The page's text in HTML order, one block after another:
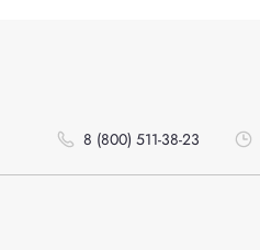
8 (800) 511-38-23